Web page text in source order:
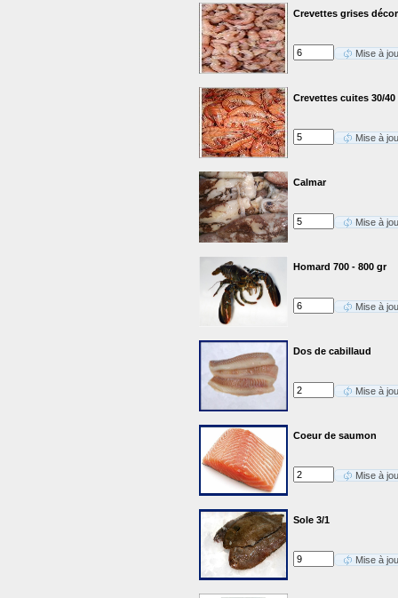
Crevettes grises
Mise à
Crevettes cuites 30/40
Mise à
Calmar
Mise à
Homard 700 - 800 gr
Mise à
Dos de cabillaud
Mise à
Coeur de saumon
Mise à
Sole 3/1
Mise à